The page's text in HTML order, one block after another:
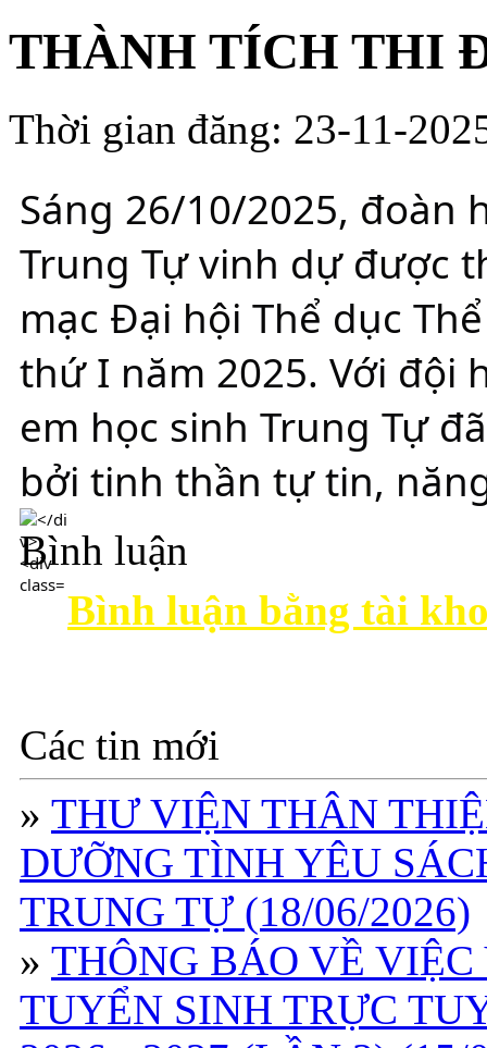
THÀNH TÍCH THI
Thời gian đăng: 23-11-
Sáng 26/10/2025, đoàn
Trung Tự vinh dự được
mạc Đại hội Thể dục
thứ I năm 2025. Với đội
em học sinh Trung Tự
bởi tinh thần tự tin,
Bình luận
Bình luận bằng tài
Các tin mới
» THƯ VIỆN THÂN
DƯỠNG TÌNH YÊU
TRUNG TỰ (18/06/2026)
» THÔNG BÁO VỀ
TUYỂN SINH TRỰC